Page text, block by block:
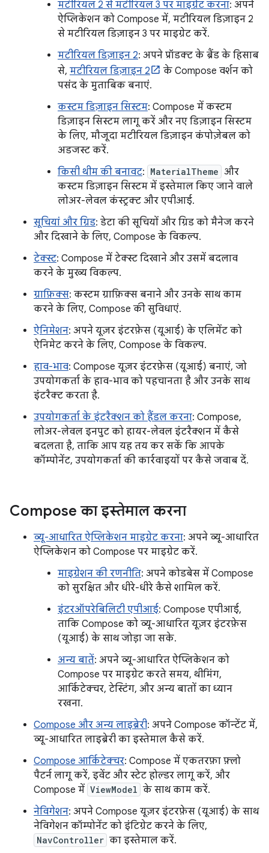
मटीरियल 2 से मटीरियल 3 पर माइग्रेट करना: अपने
ऐप्लिकेशन को Compose में, मटीरियल डिज़ाइन 2
से मटीरियल डिज़ाइन 3 पर माइग्रेट करें.
मटीरियल डिज़ाइन 2: अपने प्रॉडक्ट के ब्रैंड के हिसाब
से, मटीरियल डिज़ाइन 2
के Compose वर्शन को
पसंद के मुताबिक बनाएं.
कस्टम डिज़ाइन सिस्टम: Compose में कस्टम
डिज़ाइन सिस्टम लागू करें और नए डिज़ाइन सिस्टम
के लिए, मौजूदा मटीरियल डिज़ाइन कंपोज़ेबल को
अडजस्ट करें.
किसी थीम की बनावट: MaterialTheme और
कस्टम डिज़ाइन सिस्टम में इस्तेमाल किए जाने वाले
लोअर-लेवल कंस्ट्रक्ट और एपीआई.
सूचियां और ग्रिड: डेटा की सूचियों और ग्रिड को मैनेज करने
और दिखाने के लिए, Compose के विकल्प.
टेक्स्ट: Compose में टेक्स्ट दिखाने और उसमें बदलाव
करने के मुख्य विकल्प.
ग्राफ़िक्स: कस्टम ग्राफ़िक्स बनाने और उनके साथ काम
करने के लिए, Compose की सुविधाएं.
ऐनिमेशन: अपने यूज़र इंटरफ़ेस (यूआई) के एलिमेंट को
ऐनिमेट करने के लिए, Compose के विकल्प.
हाव-भाव: Compose यूज़र इंटरफ़ेस (यूआई) बनाएं, जो
उपयोगकर्ता के हाव-भाव को पहचानता है और उनके साथ
इंटरैक्ट करता है.
उपयोगकर्ता के इंटरैक्शन को हैंडल करना: Compose,
लोअर-लेवल इनपुट को हायर-लेवल इंटरैक्शन में कैसे
बदलता है, ताकि आप यह तय कर सकें कि आपके
कॉम्पोनेंट, उपयोगकर्ता की कार्रवाइयों पर कैसे जवाब दें.
Compose का इस्तेमाल करना
व्यू-आधारित ऐप्लिकेशन माइग्रेट करना: अपने व्यू-आधारित
ऐप्लिकेशन को Compose पर माइग्रेट करें.
माइग्रेशन की रणनीति: अपने कोडबेस में Compose
को सुरक्षित और धीरे-धीरे कैसे शामिल करें.
इंटरऑपरेबिलिटी एपीआई: Compose एपीआई,
ताकि Compose को व्यू-आधारित यूज़र इंटरफ़ेस
(यूआई) के साथ जोड़ा जा सके.
अन्य बातें: अपने व्यू-आधारित ऐप्लिकेशन को
Compose पर माइग्रेट करते समय, थीमिंग,
आर्किटेक्चर, टेस्टिंग, और अन्य बातों का ध्यान
रखना.
Compose और अन्य लाइब्रेरी: अपने Compose कॉन्टेंट में,
व्यू-आधारित लाइब्रेरी का इस्तेमाल कैसे करें.
Compose आर्किटेक्चर: Compose में एकतरफ़ा फ़्लो
पैटर्न लागू करें, इवेंट और स्टेट होल्डर लागू करें, और
Compose में ViewModel के साथ काम करें.
नेविगेशन: अपने Compose यूज़र इंटरफ़ेस (यूआई) के साथ
नेविगेशन कॉम्पोनेंट को इंटिग्रेट करने के लिए,
NavController का इस्तेमाल करें.